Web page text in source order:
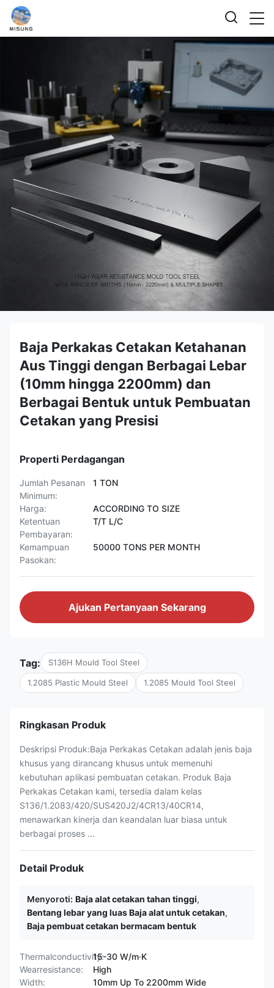
Baja Perkakas Cetakan Ketahanan
Aus Tinggi dengan Berbagai Lebar
(10mm hingga 2200mm) dan
Berbagai Bentuk untuk Pembuatan
Cetakan yang Presisi
Properti Perdagangan
Jumlah Pesanan
Minimum:
1 TON
Harga:
ACCORDING TO SIZE
Ketentuan
Pembayaran:
T/T L/C
Kemampuan
Pasokan:
50000 TONS PER MONTH
Ajukan Pertanyaan Sekarang
Tag: S136H Mould Tool Steel
1.2085 Plastic Mould Steel 1.2085 Mould Tool Steel
Ringkasan Produk
Deskripsi Produk:Baja Perkakas Cetakan adalah jenis baja
khusus yang dirancang khusus untuk memenuhi
kebutuhan aplikasi pembuatan cetakan. Produk Baja
Perkakas Cetakan kami, tersedia dalam kelas
S136/1.2083/420/SUS420J2/4CR13/40CR14,
menawarkan kinerja dan keandalan luar biasa untuk
berbagai proses ...
Detail Produk
Menyoroti: Baja alat cetakan tahan tinggi,
Bentang lebar yang luas Baja alat untuk cetakan,
Baja pembuat cetakan bermacam bentuk
Thermalconductivity:15-30 W/m·K
Wearresistance:
High
Width:
10mm Up To 2200mm Wide